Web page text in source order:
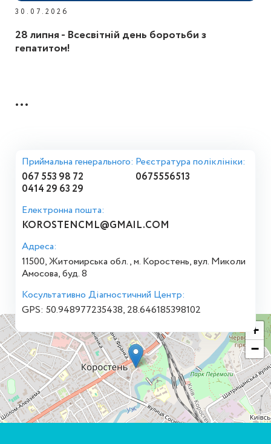
30.07.2026
28 липня - Всесвітній день боротьби з
гепатитом!
...
Приймальна генерального:
067 553 98 72
0414 29 63 29
Реєстратура поліклініки:
0675556513
Електронна пошта:
KOROSTENCML@GMAIL.COM
Адреса:
11500, Житомирська обл., м. Коростень, вул. Миколи
Амосова, буд. 8
Косультативно Діагностичний Центр:
GPS: 50.948977235438, 28.646185398102
+
−